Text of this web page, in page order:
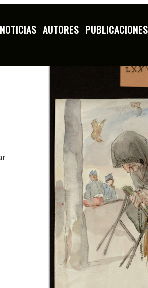
NOTICIAS AUTORES PUBLICACIONES